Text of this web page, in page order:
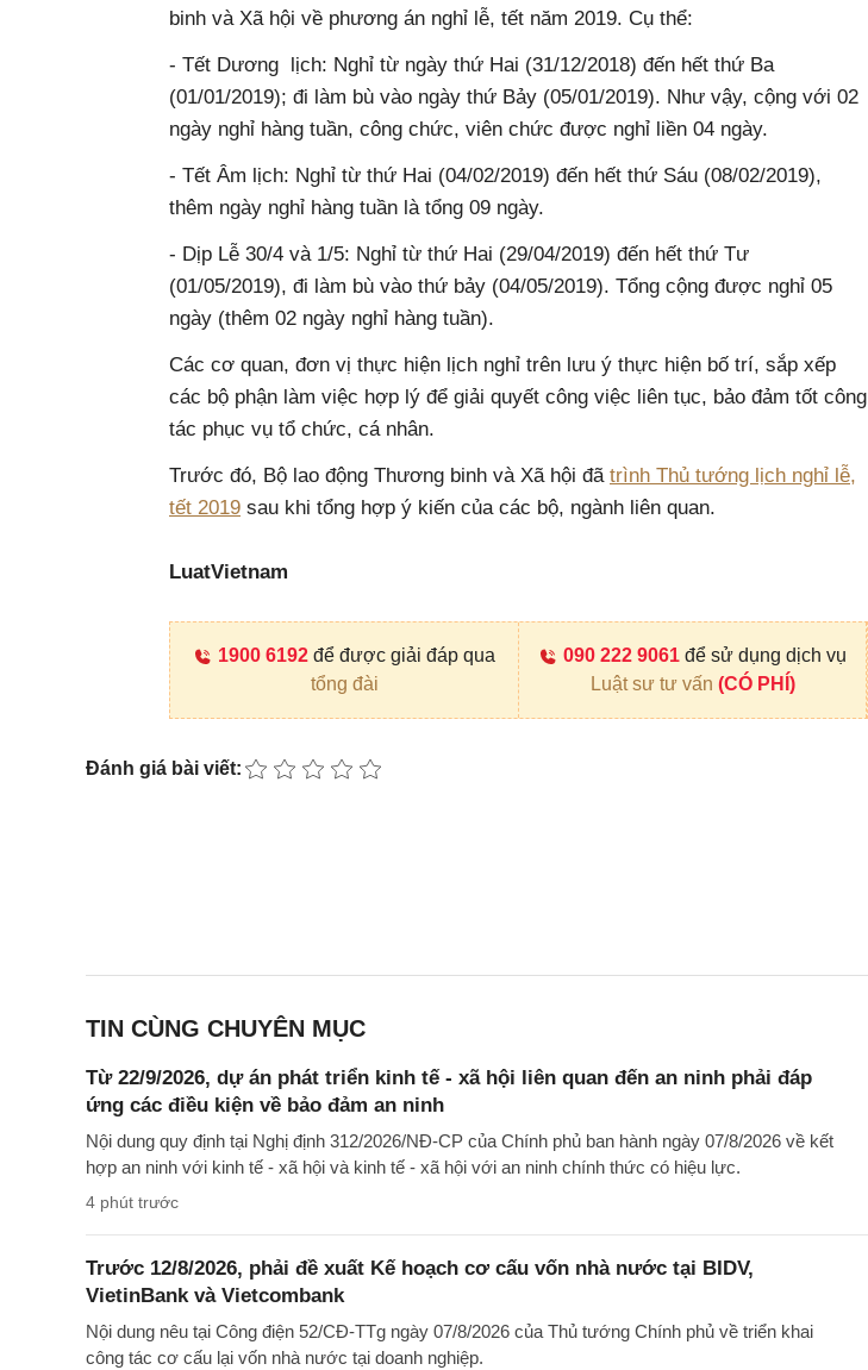
binh và Xã hội về phương án nghỉ lễ, tết năm 2019. Cụ thể:
- Tết Dương lịch: Nghỉ từ ngày thứ Hai (31/12/2018) đến hết thứ Ba
(01/01/2019); đi làm bù vào ngày thứ Bảy (05/01/2019). Như vậy, cộng với 02
ngày nghỉ hàng tuần, công chức, viên chức được nghỉ liền 04 ngày.
- Tết Âm lịch: Nghỉ từ thứ Hai (04/02/2019) đến hết thứ Sáu (08/02/2019),
thêm ngày nghỉ hàng tuần là tổng 09 ngày.
- Dịp Lễ 30/4 và 1/5: Nghỉ từ thứ Hai (29/04/2019) đến hết thứ Tư
(01/05/2019), đi làm bù vào thứ bảy (04/05/2019). Tổng cộng được nghỉ 05
ngày (thêm 02 ngày nghỉ hàng tuần).
Các cơ quan, đơn vị thực hiện lịch nghỉ trên lưu ý thực hiện bố trí, sắp xếp
các bộ phận làm việc hợp lý để giải quyết công việc liên tục, bảo đảm tốt công
tác phục vụ tổ chức, cá nhân.
Trước đó, Bộ lao động Thương binh và Xã hội đã trình Thủ tướng lịch nghỉ lễ,
tết 2019 sau khi tổng hợp ý kiến của các bộ, ngành liên quan.
LuatVietnam
1900 6192 để được giải đáp qua
tổng đài
090 222 9061 để sử dụng dịch vụ
Luật sư tư vấn (CÓ PHÍ)
Đánh giá bài viết:
TIN CÙNG CHUYÊN MỤC
Từ 22/9/2026, dự án phát triển kinh tế - xã hội liên quan đến an ninh phải đáp
ứng các điều kiện về bảo đảm an ninh
Nội dung quy định tại Nghị định 312/2026/NĐ-CP của Chính phủ ban hành ngày 07/8/2026 về kết
hợp an ninh với kinh tế - xã hội và kinh tế - xã hội với an ninh chính thức có hiệu lực.
4 phút trước
Trước 12/8/2026, phải đề xuất Kế hoạch cơ cấu vốn nhà nước tại BIDV,
VietinBank và Vietcombank
Nội dung nêu tại Công điện 52/CĐ-TTg ngày 07/8/2026 của Thủ tướng Chính phủ về triển khai
công tác cơ cấu lại vốn nhà nước tại doanh nghiệp.